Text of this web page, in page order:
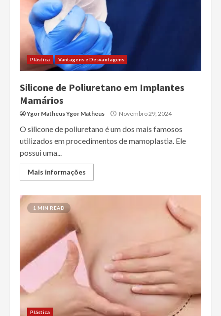
Plástica Vantagens e Desvantagens
Silicone de Poliuretano em Implantes
Mamários
Ygor Matheus Ygor Matheus Novembro 29, 2024
O silicone de poliuretano é um dos mais famosos
utilizados em procedimentos de mamoplastia. Ele
possui uma...
Mais informações
1 MIN READ
Plástica